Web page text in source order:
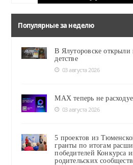
Популярные за неделю
В Ялуторовске открыли
детстве
03 августа 2026
MAX теперь не
03 августа 2026
5 проектов из
гранты по итогам
победителей Конкурса
родительских